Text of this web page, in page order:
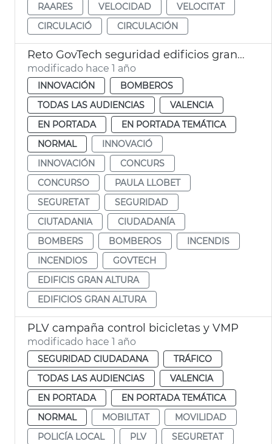
RAARES
VELOCIDAD
VELOCITAT
CIRCULACIÓ
CIRCULACIÓN
Reto GovTech seguridad edificios gran altura
modificado hace 1 año
INNOVACIÓN
BOMBEROS
TODAS LAS AUDIENCIAS
VALENCIA
EN PORTADA
EN PORTADA TEMÁTICA
NORMAL
INNOVACIÓ
INNOVACIÓN
CONCURS
CONCURSO
PAULA LLOBET
SEGURETAT
SEGURIDAD
CIUTADANIA
CIUDADANÍA
BOMBERS
BOMBEROS
INCENDIS
INCENDIOS
GOVTECH
EDIFICIS GRAN ALTURA
EDIFICIOS GRAN ALTURA
PLV campaña control bicicletas y VMP
modificado hace 1 año
SEGURIDAD CIUDADANA
TRÁFICO
TODAS LAS AUDIENCIAS
VALENCIA
EN PORTADA
EN PORTADA TEMÁTICA
NORMAL
MOBILITAT
MOVILIDAD
POLICÍA LOCAL
PLV
SEGURETAT